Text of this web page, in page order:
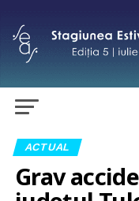
ACTUAL
Grav